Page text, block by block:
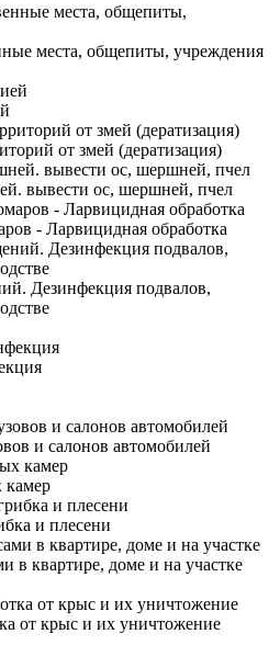
места, общепиты, учреждения
от змей (дератизация)
вывести ос, шершней, пчел
- Ларвицидная обработка
Дезинфекция подвалов,
и салонов автомобилей
камер
и плесени
в квартире, доме и на участке
от крыс и их уничтожение